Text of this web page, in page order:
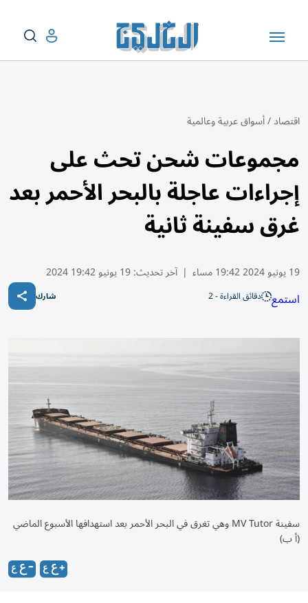
اقتصاد/أسواق عربية وعالمية
مجموعات شحن تحث على
إجراءات عاجلة بالبحر الأحمر بعد
غرق سفينة ثانية
19 يونيو 2024 19:42 مساء | آخر تحديث:19 يونيو 19:42 2024
استمع دقائق القراءة - 2 شارك
سفينة MV Tutor وهي تغرق في البحر الأحمر بعد استهدافها الأسبوع الماضي
(أ ب)